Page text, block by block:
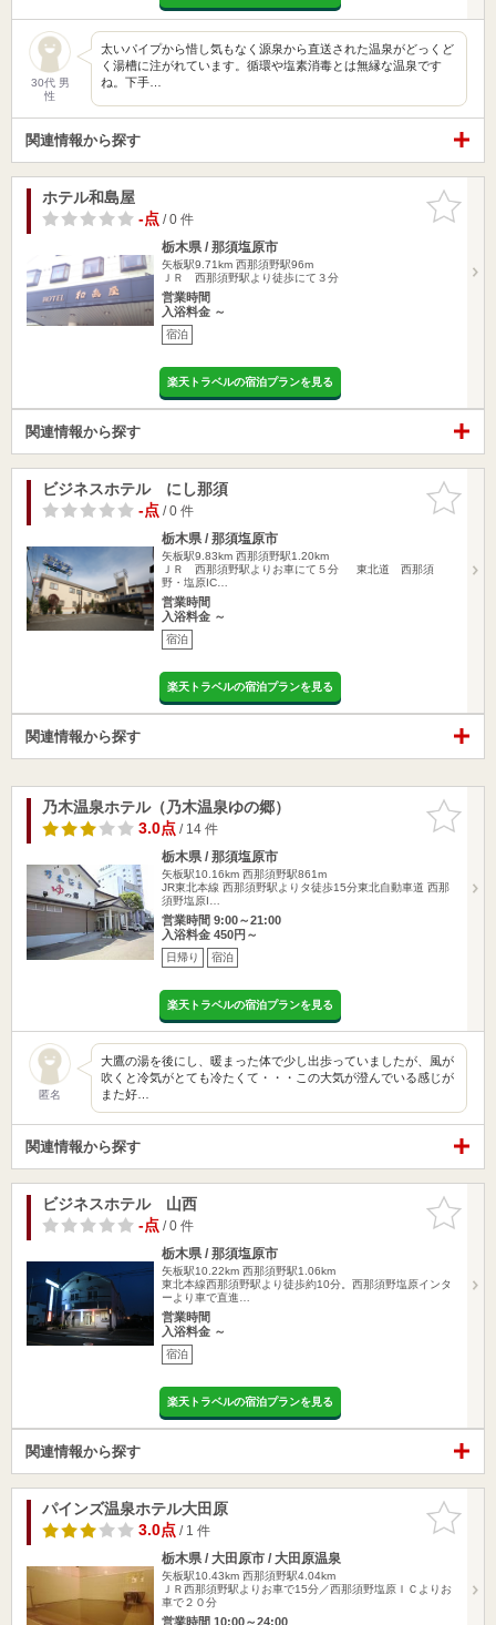
30代 男
性
太いパイプから惜し気もなく源泉から直送された温泉がどっくど
く湯槽に注がれています。循環や塩素消毒とは無縁な温泉です
ね。下手…
関連情報から探す
お気に入
りに追加
ホテル和島屋
-点/ 0 件
栃木県 / 那須塩原市
矢板駅9.71km 西那須野駅96m
ＪＲ 西那須野駅より徒歩にて３分
営業時間
入浴料金 ～
宿泊
楽天トラベルの宿泊プランを見る
関連情報から探す
お気に入
りに追加
ビジネスホテル にし那須
-点/ 0 件
栃木県 / 那須塩原市
矢板駅9.83km 西那須野駅1.20km
ＪＲ 西那須野駅よりお車にて５分 東北道 西那須
野・塩原IC…
営業時間
入浴料金 ～
宿泊
楽天トラベルの宿泊プランを見る
関連情報から探す
お気に入
りに追加
乃木温泉ホテル（乃木温泉ゆの郷）
3.0点/ 14 件
栃木県 / 那須塩原市
矢板駅10.16km 西那須野駅861m
JR東北本線 西那須野駅よりタ徒歩15分東北自動車道 西那
須野塩原I…
営業時間 9:00～21:00
入浴料金 450円～
日帰り 宿泊
楽天トラベルの宿泊プランを見る
匿名
大鷹の湯を後にし、暖まった体で少し出歩っていましたが、風が
吹くと冷気がとても冷たくて・・・この大気が澄んでいる感じが
また好…
関連情報から探す
お気に入
りに追加
ビジネスホテル 山西
-点/ 0 件
栃木県 / 那須塩原市
矢板駅10.22km 西那須野駅1.06km
東北本線西那須野駅より徒歩約10分。西那須野塩原インタ
ーより車で直進…
営業時間
入浴料金 ～
宿泊
楽天トラベルの宿泊プランを見る
関連情報から探す
お気に入
りに追加
パインズ温泉ホテル大田原
3.0点/ 1 件
栃木県 / 大田原市 / 大田原温泉
矢板駅10.43km 西那須野駅4.04km
ＪＲ西那須野駅よりお車で15分／西那須野塩原ＩＣよりお
車で２０分
営業時間 10:00～24:00